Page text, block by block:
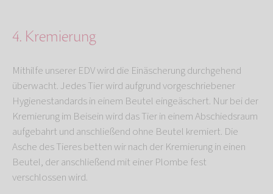
4. Kremierung
Mithilfe unserer EDV wird die Einäscherung durchgehend
überwacht. Jedes Tier wird aufgrund vorgeschriebener
Hygienestandards in einem Beutel eingeäschert. Nur bei der
Kremierung im Beisein wird das Tier in einem Abschiedsraum
aufgebahrt und anschließend ohne Beutel kremiert. Die
Asche des Tieres betten wir nach der Kremierung in einen
Beutel, der anschließend mit einer Plombe fest
verschlossen wird.